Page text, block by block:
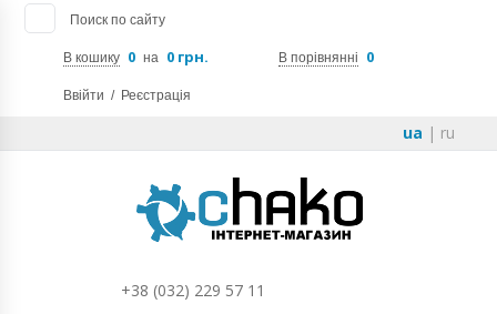
Поиск по сайту
В кошику 0 на 0 грн. В порівнянні 0
Ввійти / Реєстрація
ua | ru
+38 (032) 229 57 11